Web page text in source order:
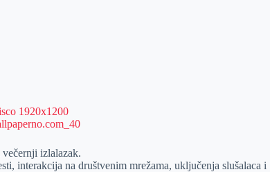
izlalazak.
interakcija na društvenim mrežama, uključenja slušalaca i